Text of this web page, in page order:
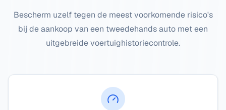
Bescherm uzelf tegen de meest voorkomende risico's
bij de aankoop van een tweedehands auto met een
uitgebreide voertuighistoriecontrole.